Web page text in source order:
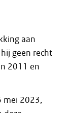
aan
geen recht
2011 en
mei 2023,